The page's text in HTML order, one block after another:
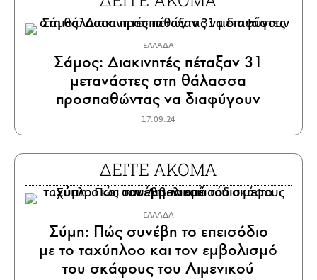
ΕΛΛΑΔΑ
Σάμος: Διακινητές πέταξαν 31
μετανάστες στη θάλασσα
προσπαθώντας να διαφύγουν
17.09.24
ΔΕΙΤΕ ΑΚΟΜΑ
ΕΛΛΑΔΑ
Σύμη: Πώς συνέβη το επεισόδιο
με το ταχύπλοο και τον εμβολισμό
του σκάφους του Λιμενικού